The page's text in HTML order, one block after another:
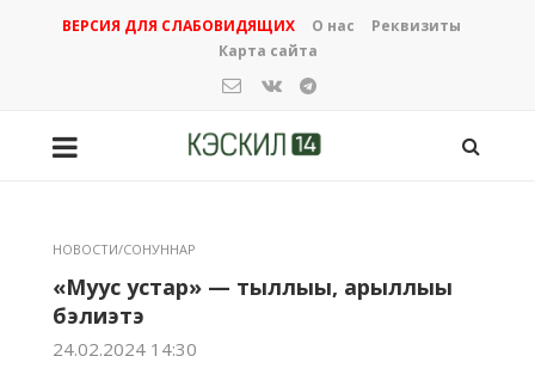
ВЕРСИЯ ДЛЯ СЛАБОВИДЯЩИХ О нас
Реквизиты
Карта сайта
НОВОСТИ/СОНУННАР
«Муус устар» — тыллыы, арыллыы
бэлиэтэ
24.02.2024 14:30